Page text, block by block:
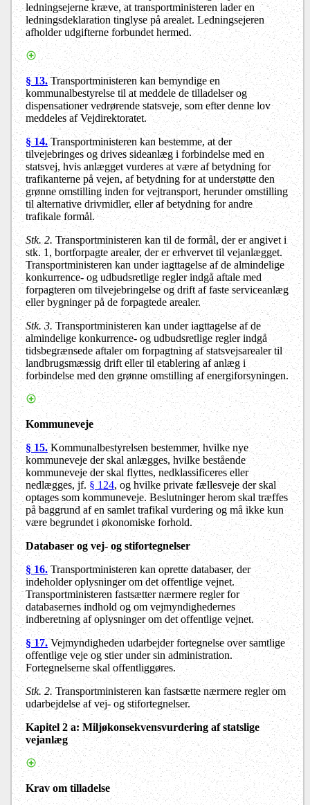
ledningsejerne kræve, at transportministeren lader en
ledningsdeklaration tinglyse på arealet. Ledningsejeren
afholder udgifterne forbundet hermed.
§ 13.Transportministeren kan bemyndige en
kommunalbestyrelse til at meddele de tilladelser og
dispensationer vedrørende statsveje, som efter denne lov
meddeles af Vejdirektoratet.
§ 14.Transportministeren kan bestemme, at der
tilvejebringes og drives sideanlæg i forbindelse med en
statsvej, hvis anlægget vurderes at være af betydning for
trafikanterne på vejen, af betydning for at understøtte den
grønne omstilling inden for vejtransport, herunder omstilling
til alternative drivmidler, eller af betydning for andre
trafikale formål.
Stk. 2. Transportministeren kan til de formål, der er angivet i
stk. 1, bortforpagte arealer, der er erhvervet til vejanlægget.
Transportministeren kan under iagttagelse af de almindelige
konkurrence- og udbudsretlige regler indgå aftale med
forpagteren om tilvejebringelse og drift af faste serviceanlæg
eller bygninger på de forpagtede arealer.
Stk. 3.Transportministeren kan under iagttagelse af de
almindelige konkurrence- og udbudsretlige regler indgå
tidsbegrænsede aftaler om forpagtning af statsvejsarealer til
landbrugsmæssig drift eller til etablering af anlæg i
forbindelse med den grønne omstilling af energiforsyningen.
Kommuneveje
§ 15.Kommunalbestyrelsen bestemmer, hvilke nye
kommuneveje der skal anlægges, hvilke bestående
kommuneveje der skal flyttes, nedklassificeres eller
nedlægges, jf.§ 124, og hvilke private fællesveje der skal
optages som kommuneveje. Beslutninger herom skal træffes
på baggrund af en samlet trafikal vurdering og må ikke kun
være begrundet i økonomiske forhold.
Databaser og vej- og stifortegnelser
§ 16.Transportministeren kan oprette databaser, der
indeholder oplysninger om det offentlige vejnet.
Transportministeren fastsætter nærmere regler for
databasernes indhold og om vejmyndighedernes
indberetning af oplysninger om det offentlige vejnet.
§ 17.Vejmyndigheden udarbejder fortegnelse over samtlige
offentlige veje og stier under sin administration.
Fortegnelserne skal offentliggøres.
Stk. 2.Transportministeren kan fastsætte nærmere regler om
udarbejdelse af vej- og stifortegnelser.
Kapitel 2 a: Miljøkonsekvensvurdering af statslige
vejanlæg
Krav om tilladelse